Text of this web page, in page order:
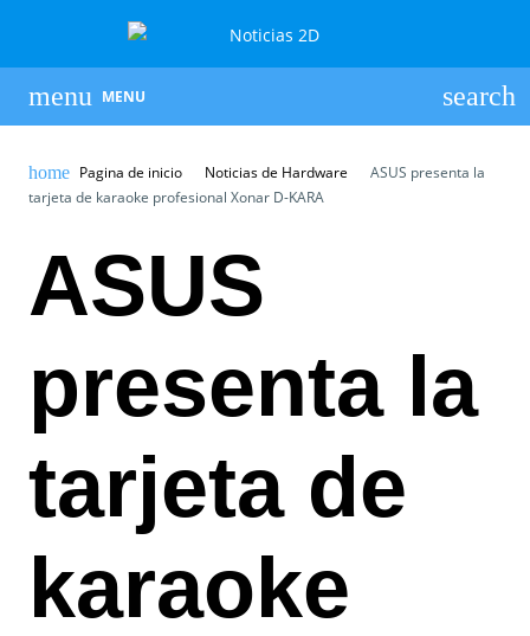
MENU
Pagina de inicio Noticias de Hardware
ASUS presenta la
tarjeta de karaoke profesional Xonar D-KARA
ASUS
presenta la
tarjeta de
karaoke